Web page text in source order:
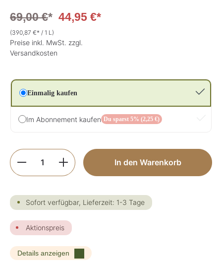
69,00 €* 44,95 €*
(390,87 €* / 1 L)
Preise inkl. MwSt. zzgl.
Versandkosten
Einmalig kaufen
Im Abonnement kaufen Du sparst 5% (2,25 €)
Produkt Anzahl: Gib den gewünschten
In den Warenkorb
Sofort verfügbar, Lieferzeit: 1-3 Tage
Aktionspreis
Details anzeigen